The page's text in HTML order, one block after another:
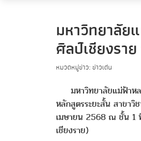
มหาวิทยาลั
ศิลป์เชียงรา
หมวดหมู่ข่าว: ข่าวเด่น
มหาวิทยาลัยแม่ฟ้าหล
หลักสูตรระยะสั้น สาขา
เมษายน 2568 ณ ชั้น 1
เชียงราย)